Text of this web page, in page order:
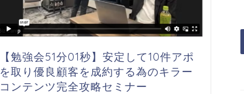
【勉強会51分01秒】安定して10件アポ
を取り優良顧客を成約する為のキラー
コンテンツ完全攻略セミナー